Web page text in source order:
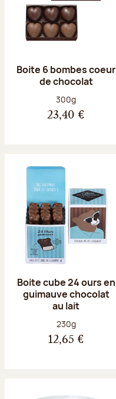
Boite 6 bombes coeur
de chocolat
Poids net :
300g
23,40 €
Boite cube 24 ours en
guimauve chocolat
au lait
Poids net :
230g
12,65 €